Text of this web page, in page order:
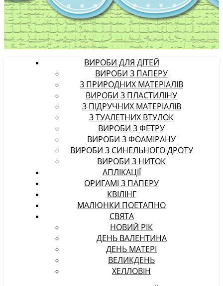
ВИРОБИ ДЛЯ ДІТЕЙ
ВИРОБИ З ПАПЕРУ
З ПРИРОДНИХ МАТЕРІАЛІВ
ВИРОБИ З ПЛАСТИЛІНУ
З ПІДРУЧНИХ МАТЕРІАЛІВ
З ТУАЛЕТНИХ ВТУЛОК
ВИРОБИ З ФЕТРУ
ВИРОБИ З ФОАМІРАНУ
ВИРОБИ З СИНЕЛЬНОГО ДРОТУ
ВИРОБИ З НИТОК
АПЛІКАЦІЇ
ОРИГАМІ З ПАПЕРУ
КВІЛІНГ
МАЛЮНКИ ПОЕТАПНО
СВЯТА
НОВИЙ РІК
ДЕНЬ ВАЛЕНТИНА
ДЕНЬ МАТЕРІ
ВЕЛИКДЕНЬ
ХЕЛЛОВІН